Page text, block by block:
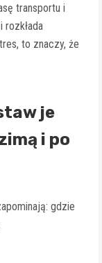
transportu i
to znaczy, że
je
i po
gdzie